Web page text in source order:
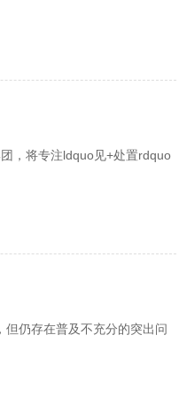
，将专注ldquo见+处置rdquo
仍存在普及不充分的突出问